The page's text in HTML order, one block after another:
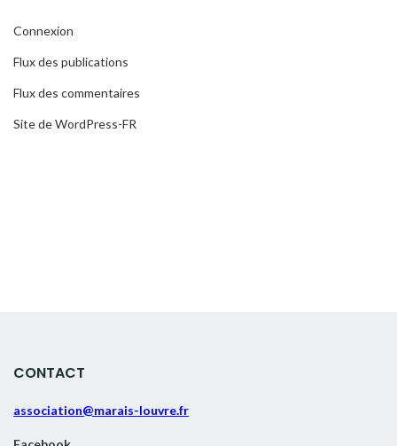
Connexion
Flux des publications
Flux des commentaires
Site de WordPress-FR
CONTACT
association@marais-louvre.fr